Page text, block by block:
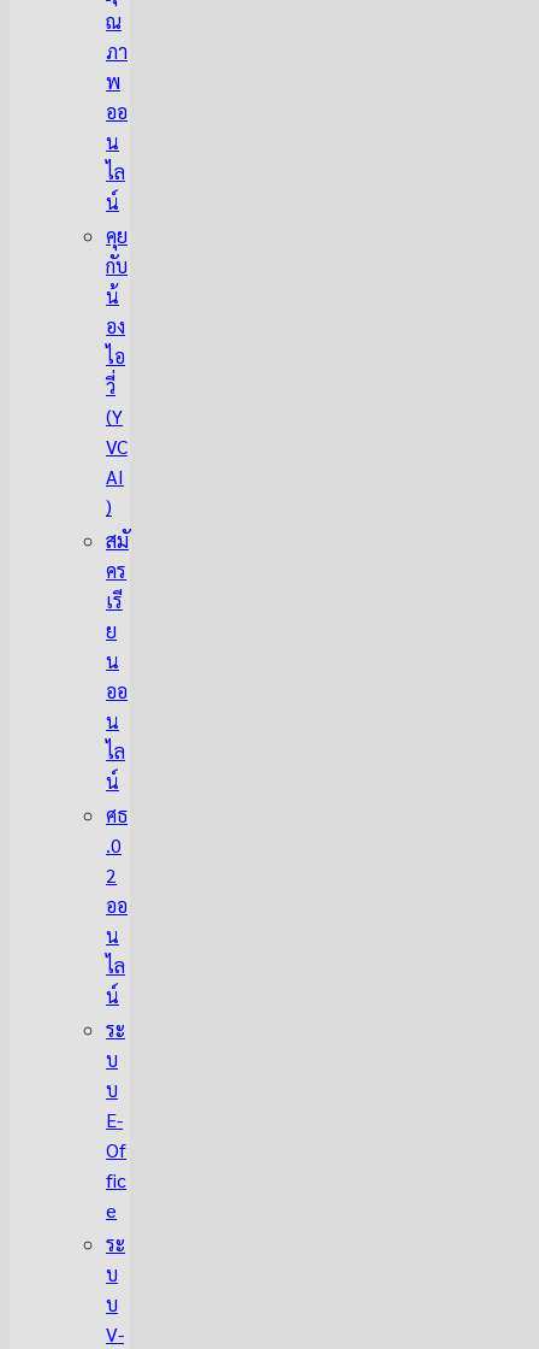
ณ
ภา
พ
ออ
น
ไล
น์
คุย
กับ
น้
อง
ไอ
วี่
(Y
VC
AI
)
สมั
คร
เรี
ย
น
ออ
น
ไล
น์
ศธ
.0
2
ออ
น
ไล
น์
ระ
บ
บ
E-
Of
fic
e
ระ
บ
บ
V-